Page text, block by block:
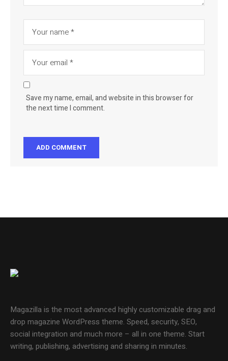
Save my name, email, and website in this browser for
the next time I comment.
Magazilla is the most advanced highly customizable drag and
drop magazine WordPress theme. Speed, security, SEO,
social integration and much more – all in one theme. Start
writing, publishing, advertising and sharing in minutes.